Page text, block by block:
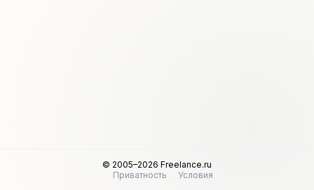
© 2005–2026 Freelance.ru
Приватность
Условия